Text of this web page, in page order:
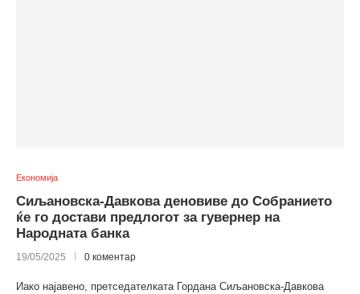
Економија
Сиљановска-Давкова деновиве до Собранието
ќе го достави предлогот за гувернер на
Народната банка
19/05/2025 0 коментар
Иако најавено, претседателката Гордана Сиљановска-Давкова